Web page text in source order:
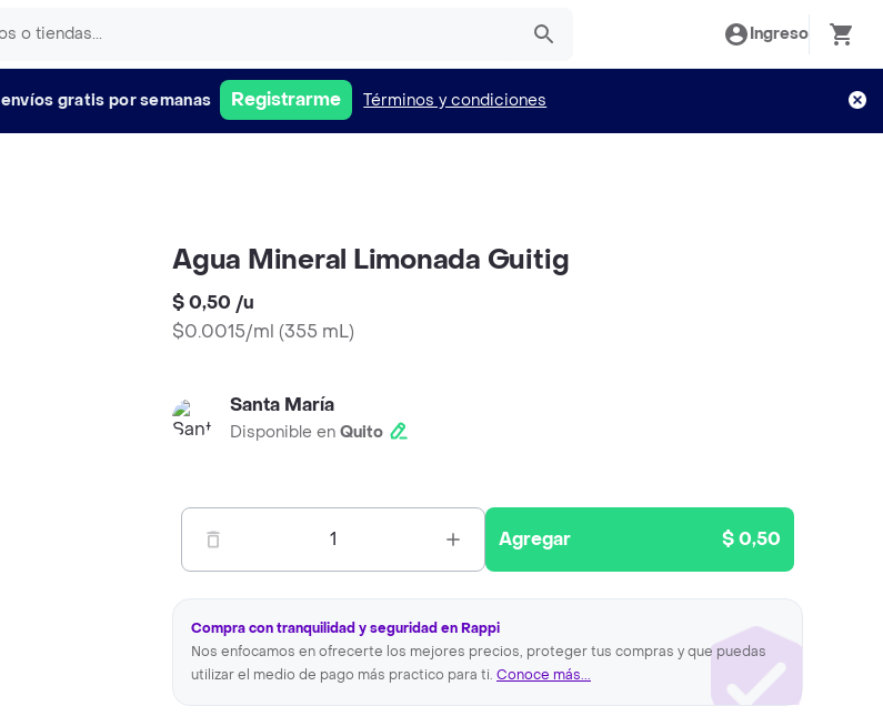
Ingreso
envíos gratis por semanas Registrarme Términos y condiciones
Agua Mineral Limonada Guitig
$ 0,50 /u
$0.0015/ml (355 mL)
Santa María
Disponible en Quito
1 Agregar $ 0,50
Compra con tranquilidad y seguridad en Rappi
Nos enfocamos en ofrecerte los mejores precios, proteger tus compras y que puedas
utilizar el medio de pago más practico para ti. Conoce más...